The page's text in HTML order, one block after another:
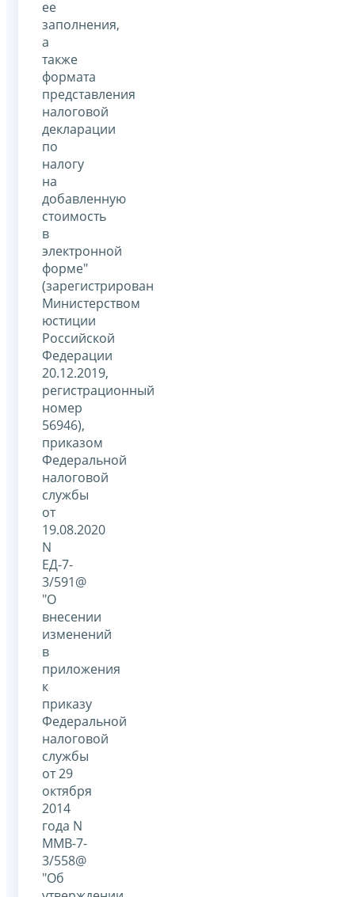
ее
заполнения,
а
также
формата
представления
налоговой
декларации
по
налогу
на
добавленную
стоимость
в
электронной
форме"
(зарегистрирован
Министерством
юстиции
Российской
Федерации
20.12.2019,
регистрационный
номер
56946),
приказом
Федеральной
налоговой
службы
от
19.08.2020
N
ЕД-7-
3/591@
"О
внесении
изменений
в
приложения
к
приказу
Федеральной
налоговой
службы
от 29
октября
2014
года N
ММВ-7-
3/558@
"Об